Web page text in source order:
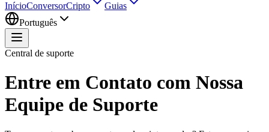
InícioConversorCripto
Guias
Português
Central de suporte
Entre em Contato com Nossa
Equipe de Suporte